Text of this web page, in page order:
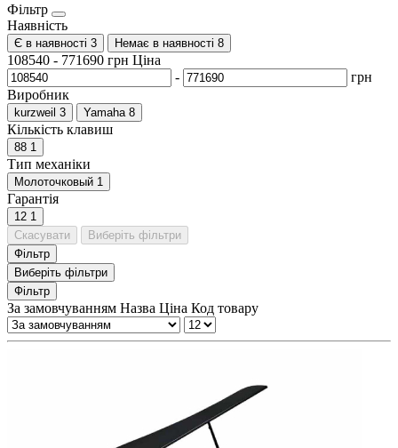
Фільтр
Наявність
Є в наявності 3 Немає в наявності 8
108540 - 771690 грн Ціна
-
грн
Виробник
kurzweil 3 Yamaha 8
Кількість клавиш
88 1
Тип механіки
Молоточковый 1
Гарантія
12 1
Скасувати
Виберіть фільтри
Фільтр
Виберіть фільтри
Фільтр
За замовчуванням Назва Ціна Код товару